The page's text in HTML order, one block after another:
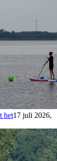
het17 juli 2026,